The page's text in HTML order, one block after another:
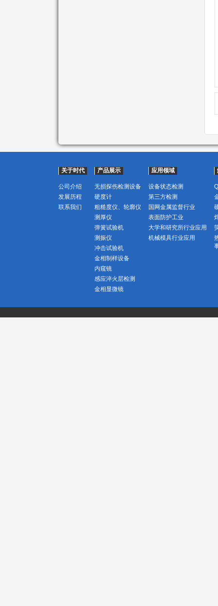
关于时代
公司介绍
发展历程
联系我们
产品展示
无损探伤检测设备
硬度计
粗糙度仪、轮廓仪
测厚仪
弹簧试验机
测振仪
冲击试验机
金相制样设备
内窥镜
感应淬火层检测
金相显微镜
应用领域
设备状态检测
第三方检测
国网金属监督行业
表面防护工业
大学和研究所行业应用
机械模具行业应用